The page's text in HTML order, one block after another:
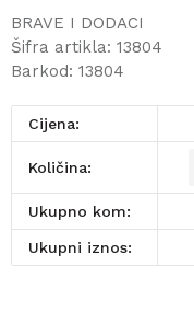
BRAVE I DODACI
Šifra artikla: 13804
Barkod: 13804
Cijena:
Količina:
Ukupno kom:
Ukupni iznos: